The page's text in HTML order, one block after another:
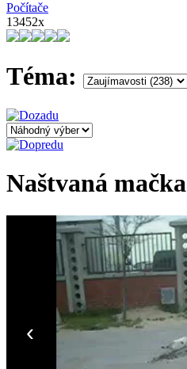
Počítače
13452x
Téma:
Naštvaná mačka
‹